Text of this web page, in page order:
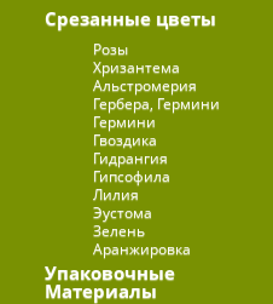
Срезанные цветы
Розы
Хризантема
Альстромерия
Гербера, Гермини
Гермини
Гвоздика
Гидрангия
Гипсофила
Лилия
Эустома
Зелень
Аранжировка
Упаковочные
Материалы